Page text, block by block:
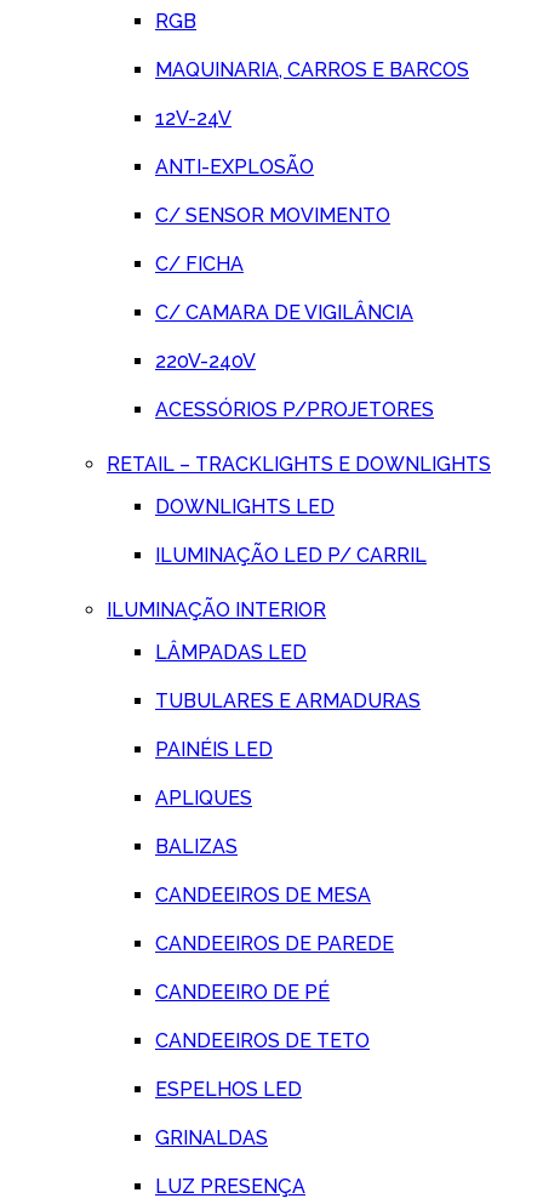
RGB
MAQUINARIA, CARROS E BARCOS
12V-24V
ANTI-EXPLOSÃO
C/ SENSOR MOVIMENTO
C/ FICHA
C/ CAMARA DE VIGILÂNCIA
220V-240V
ACESSÓRIOS P/PROJETORES
RETAIL – TRACKLIGHTS E DOWNLIGHTS
DOWNLIGHTS LED
ILUMINAÇÃO LED P/ CARRIL
ILUMINAÇÃO INTERIOR
LÂMPADAS LED
TUBULARES E ARMADURAS
PAINÉIS LED
APLIQUES
BALIZAS
CANDEEIROS DE MESA
CANDEEIROS DE PAREDE
CANDEEIRO DE PÉ
CANDEEIROS DE TETO
ESPELHOS LED
GRINALDAS
LUZ PRESENÇA